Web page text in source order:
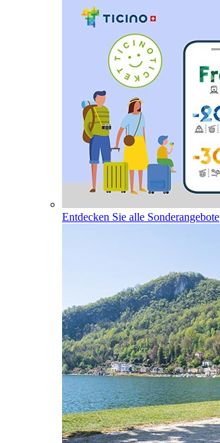
Entdecken Sie alle Sonderangebote